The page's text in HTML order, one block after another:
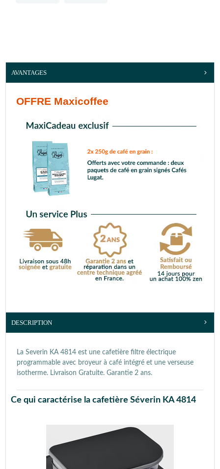
AVANTAGES
OFFRE Maxicoffee
DESCRIPTION
La Severin KA 4814 est une cafetière filtre électrique
programmable avec broyeur à café intégré et une verseuse
isotherme. Livraison Gratuite. Garantie 2 ans.
Ce qui caractérise la cafetière Séverin KA 4814